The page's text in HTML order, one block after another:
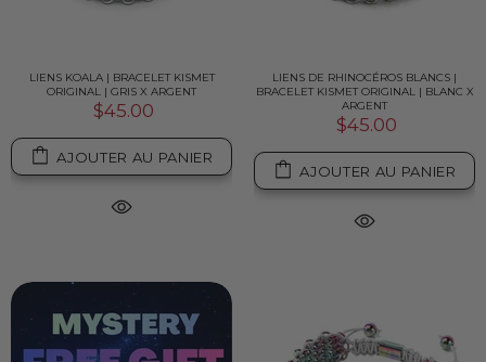
LIENS KOALA | BRACELET KISMET
ORIGINAL | GRIS X ARGENT
$45.00
AJOUTER AU PANIER
LIENS DE RHINOCÉROS BLANCS |
BRACELET KISMET ORIGINAL | BLANC X
ARGENT
$45.00
AJOUTER AU PANIER